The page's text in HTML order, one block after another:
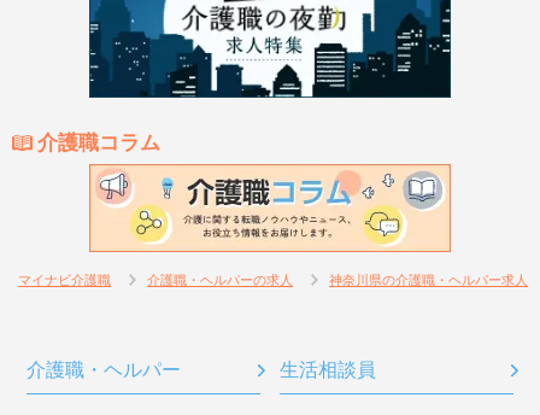
介護職コラム
マイナビ介護職 介護職・ヘルパーの求人 神奈川県の介護職・ヘルパー求人
介護職・ヘルパー 生活相談員